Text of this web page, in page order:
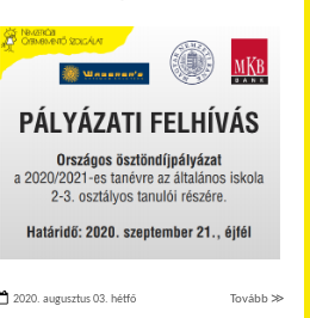
2020. augusztus 03. hétfő Tovább ≫